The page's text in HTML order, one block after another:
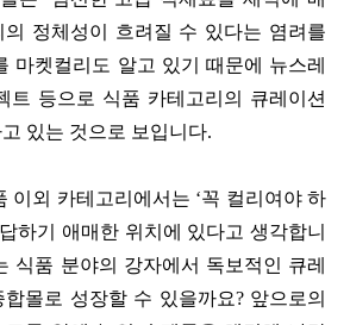
의 정체성이 흐려질 수 있다는 염려를
마켓컬리도 알고 있기 때문에 뉴스레
트 등으로 식품 카테고리의 큐레이션
있는 것으로 보입니다.
이외 카테고리에서는 ‘꼭 컬리여야 하
하기 애매한 위치에 있다고 생각합니
식품 분야의 강자에서 독보적인 큐레
몰로 성장할 수 있을까요? 앞으로의